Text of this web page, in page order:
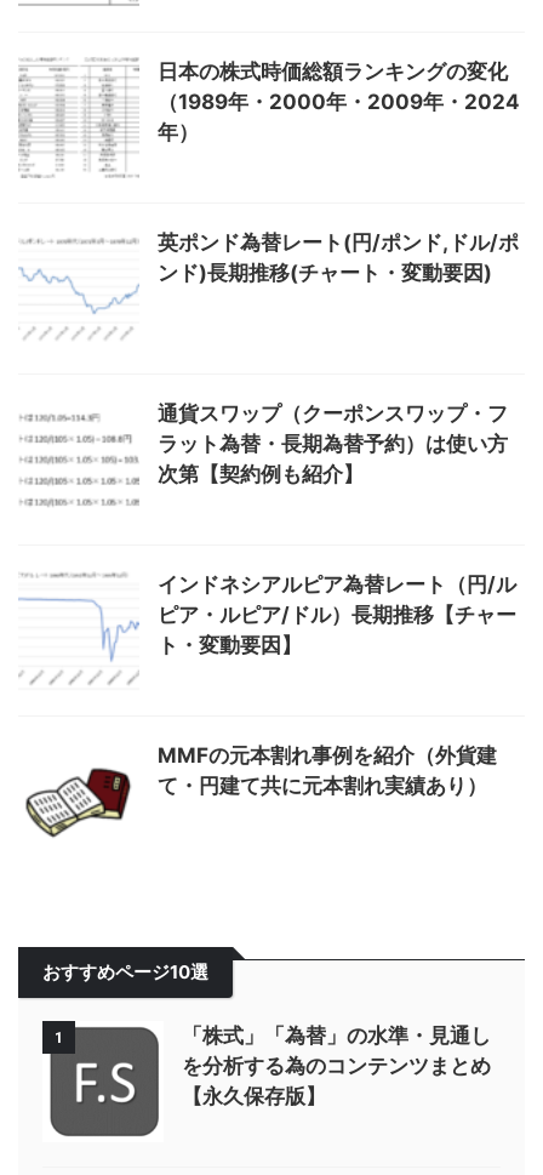
日本の株式時価総額ランキングの変化
（1989年・2000年・2009年・2024
年）
英ポンド為替レート(円/ポンド,ドル/ポ
ンド)長期推移(チャート・変動要因)
通貨スワップ（クーポンスワップ・フ
ラット為替・長期為替予約）は使い方
次第【契約例も紹介】
インドネシアルピア為替レート（円/ル
ピア・ルピア/ドル）長期推移【チャー
ト・変動要因】
MMFの元本割れ事例を紹介（外貨建
て・円建て共に元本割れ実績あり）
おすすめページ10選
1
「株式」「為替」の水準・見通し
を分析する為のコンテンツまとめ
【永久保存版】